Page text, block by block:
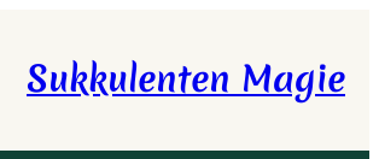
Sukkulenten Magie